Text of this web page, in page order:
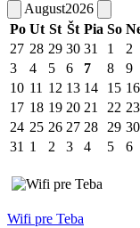
August2026
Po Ut St Št Pia So
27 28 29 30 31 1
2
3
4 5 6 7 8
9
10 11 12 13 14 15 16
17 18 19 20 21 22 23
24 25 26 27 28 29 30
31 1 2 3 4 5 6
Wifi pre Teba